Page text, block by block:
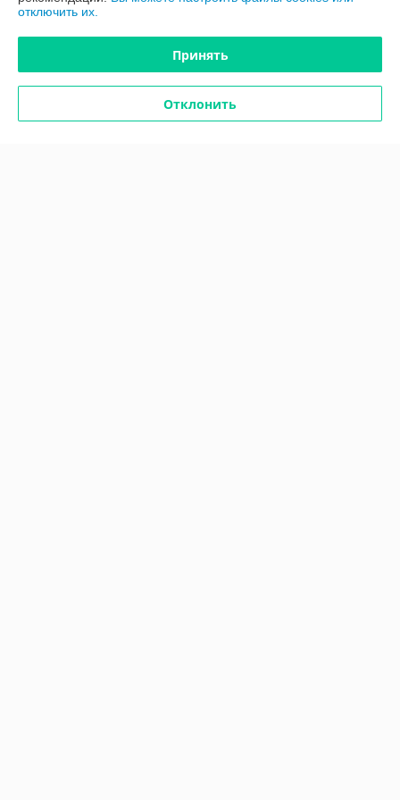
г. Минск
отключить их.
Принять
Отклонить